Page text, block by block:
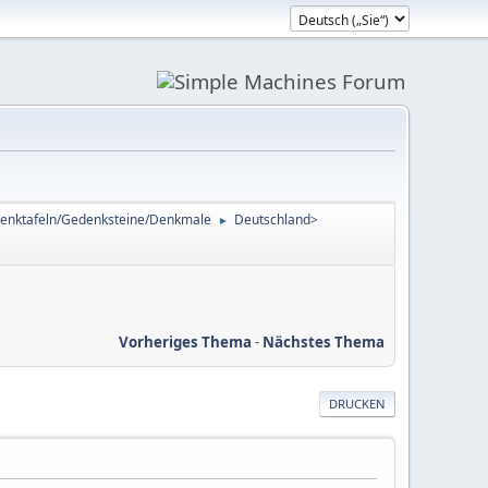
Gedenksteine/Denkmale ► Deutschland>
Vorheriges Thema - Nächstes Thema
DRUCKEN